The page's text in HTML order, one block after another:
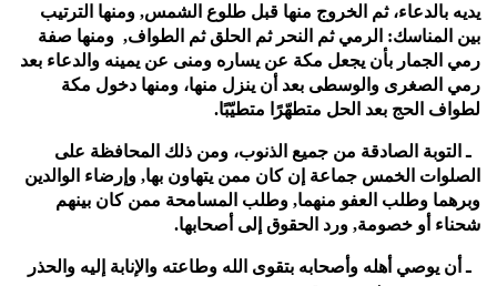
يديه بالدعاء، ثم الخروج منها قبل طلوع الشمس, ومنها الترتيب
بين المناسك: الرمي ثم النحر ثم الحلق ثم الطواف, ومنها صفة
رمي الجمار بأن يجعل مكة عن يساره ومنى عن يمينه والدعاء بعد
رمي الصغرى والوسطى بعد أن ينزل منها، ومنها دخول مكة
لطواف الحج بعد الحل متطهّرًا متطيّبًا.
3ـ التوبة الصادقة من جميع الذنوب، ومن ذلك المحافظة على
الصلوات الخمس جماعة إن كان ممن يتهاون بها, وإرضاء الوالدين
وبرهما وطلب العفو منهما, وطلب المسامحة ممن كان بينهم
شحناء أو خصومة, ورد الحقوق إلى أصحابها.
4ـ أن يوصي أهله وأصحابه بتقوى الله وطاعته والإنابة إليه والحذر